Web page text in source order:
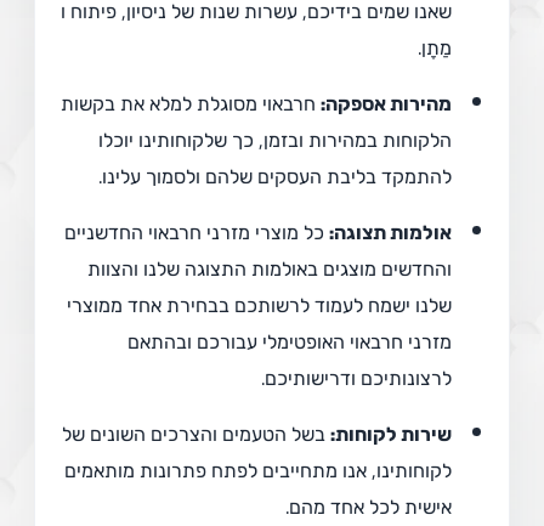
שאנו שמים בידיכם, עשרות שנות של ניסיון, פיתוח ו
מַתָן.
מהירות אספקה:חרבאוי מסוגלת למלא את בקשות
הלקוחות במהירות ובזמן, כך שלקוחותינו יוכלו
להתמקד בליבת העסקים שלהם ולסמוך עלינו.
אולמות תצוגה:כל מוצרי מזרני חרבאוי החדשניים
והחדשים מוצגים באולמות התצוגה שלנו והצוות
שלנו ישמח לעמוד לרשותכם בבחירת אחד ממוצרי
מזרני חרבאוי האופטימלי עבורכם ובהתאם
לרצונותיכם ודרישותיכם.
שירות לקוחות:בשל הטעמים והצרכים השונים של
לקוחותינו, אנו מתחייבים לפתח פתרונות מותאמים
אישית לכל אחד מהם.